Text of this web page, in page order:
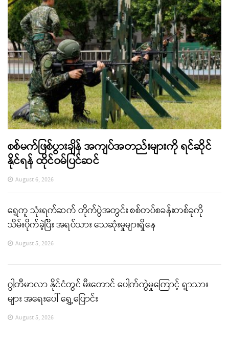
စစ်မက်ဖြစ်ပွားချိန် အကျပ်အတည်းများကို ရင်ဆိုင်
နိုင်ရန် ထိုင်ဝမ်ပြင်ဆင်
August 6, 2026
ရွှေကူ သုံးရက်ဆက် တိုက်ပွဲအတွင်း စစ်တပ်စခန်းတစ်ခုကို
သိမ်းပိုက်ခဲ့ပြီး အရပ်သား သေဆုံးမှုများရှိနေ
August 5, 2026
ဂွါတီမာလာ နိုင်ငံတွင် မီးတောင် ပေါက်ကွဲမှုကြောင့် ရွာသား
များ အရေးပေါ် ရွှေ့ပြောင်း
August 5, 2026